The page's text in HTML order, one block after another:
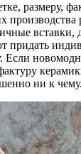
размеру,
производства
придать
Если
ни к